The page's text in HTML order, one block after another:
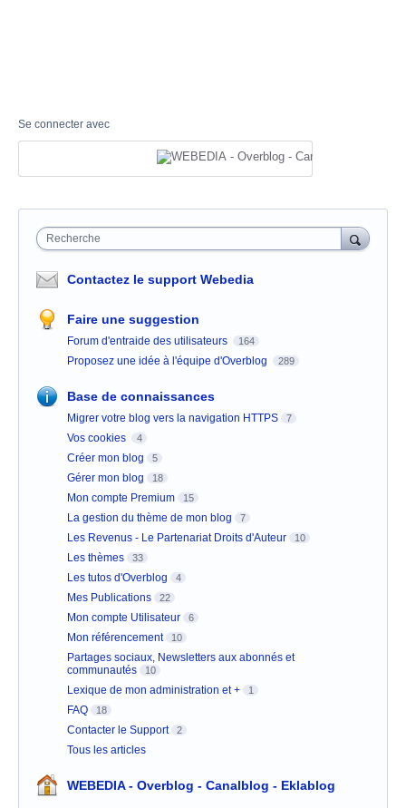
Se connecter avec
Recherche
Contactez le support Webedia
Faire une suggestion
Forum d'entraide des utilisateurs 164
Proposez une idée à l'équipe d'Overblog 289
Base de connaissances
Migrer votre blog vers la navigation HTTPS 7
Vos cookies 4
Créer mon blog 5
Gérer mon blog 18
Mon compte Premium 15
La gestion du thème de mon blog 7
Les Revenus - Le Partenariat Droits d'Auteur 10
Les thèmes 33
Les tutos d'Overblog 4
Mes Publications 22
Mon compte Utilisateur 6
Mon référencement 10
Partages sociaux, Newsletters aux abonnés et
communautés
10
Lexique de mon administration et + 1
FAQ 18
Contacter le Support 2
Tous les articles
WEBEDIA - Overblog - Canalblog - Eklablog